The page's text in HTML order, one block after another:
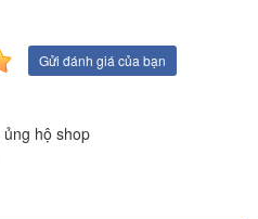
Gửi đánh giá của bạn
hộ shop